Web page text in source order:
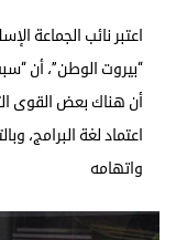
اعتبر نائب الجماعة
“بيروت الوطن”، أن
أن هناك بعض القوى
اعتماد لغة البرامج،
واتهامه